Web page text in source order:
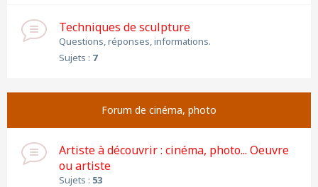
Techniques de sculpture
Questions, réponses, informations.
Sujets : 7
Forum de cinéma, photo
Artiste à découvrir : cinéma, photo... Oeuvre
ou artiste
Sujets : 53